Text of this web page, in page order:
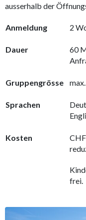
ausserhalb der
Anmeldung 2
Dauer
60
Gruppengrösse
Sprachen
Kosten
frei.